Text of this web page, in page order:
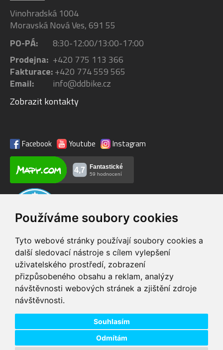
Používáme soubory cookies
Tyto webové stránky používají soubory cookies a
další sledovací nástroje s cílem vylepšení
uživatelského prostředí, zobrazení
přizpůsobeného obsahu a reklam, analýzy
návštěvnosti webových stránek a zjištění zdroje
návštěvnosti.
Souhlasím
Odmítám
Vinohradská 1004
Moravská Nová Ves, 691 55
PO-PÁ:
8:30-12:00/13:00-17:00
Prodejna: +420 775 113 366
Fakturace:+420 774 559 565
Email:
info@ddbike.cz
Zobrazit kontakty
Facebook Youtube Instagram
VIP servis
na zakoupená
elektrokola
Testovací trať
možnost vyzkoušet si
elektrokola
Doprava ZDARMA
pro objednávky nad 1600 zboží skladem při